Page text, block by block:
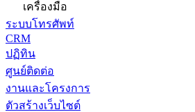
เครื่องมือ
ระบบโทรศัพท์
CRM
ปฏิทิน
ศูนย์ติดต่อ
งานและโครงการ
ตัวสร้างเว็บไซต์